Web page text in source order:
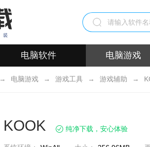
电脑软件 电脑游戏
→ 电脑游戏 → 游戏工具 → 游戏辅助 →
KOOK 纯净下载，安心体验